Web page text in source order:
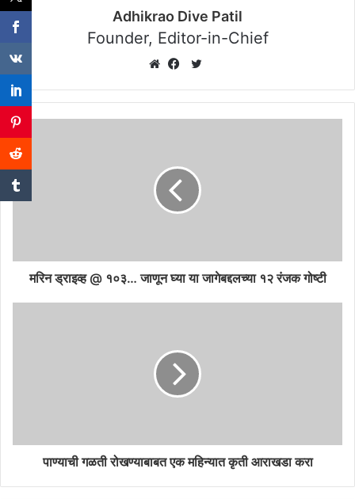
Adhikrao Dive Patil
Founder, Editor-in-Chief
Twitter
मरिन ड्राइव्ह @ १०३… जाणून घ्या या जागेबद्दलच्या १२ रंजक गोष्टी
पाण्याची गळती रोखण्याबाबत एक महिन्यात कृती आराखडा करा